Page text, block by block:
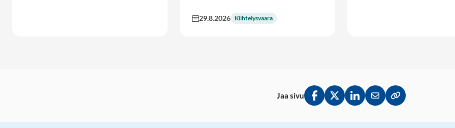
29.8.2026 Kiihtelysvaara
Jaa sivu
Jaa Facebookissa
Jaa Twitterissä
Jaa LinkedInissä
Jaa sähköpostitse
Kopioi linkki